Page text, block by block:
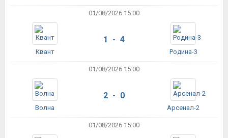
01/08/2026 15:00
Квант
1 - 4
Родина-3
01/08/2026 15:00
Волна
2 - 0
Арсенал-2
01/08/2026 15:00